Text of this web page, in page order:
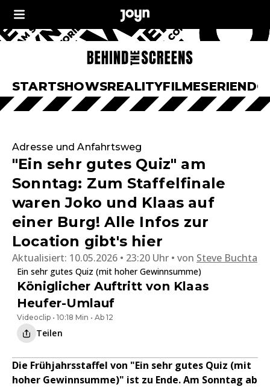
STARTSHOWSREALITYFILMESERIEN
Adresse und Anfahrtsweg
"Ein sehr gutes Quiz" am
Sonntag: Zum Staffelfinale
waren Joko und Klaas auf
einer Burg! Alle Infos zur
Location gibt's hier
Aktualisiert: 10.05.2026 • 23:20 Uhr von Steve Buchta
Ein sehr gutes Quiz (mit hoher Gewinnsumme)
Königlicher Auftritt von Klaas
Heufer-Umlauf
Videoclip • 10:18 Min • Ab 12
Teilen
Die Frühjahrsstaffel von "Ein sehr gutes Quiz (mit
hoher Gewinnsumme)" ist zu Ende. Am Sonntag ab